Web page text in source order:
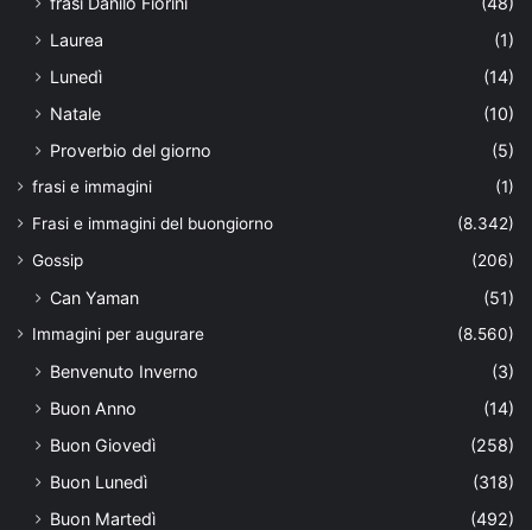
Laurea
(1)
Lunedì
(14)
Natale
(10)
Proverbio del giorno
(5)
frasi e immagini
(1)
Frasi e immagini del buongiorno
(8.342)
Gossip
(206)
Can Yaman (51)
Immagini per augurare (8.560)
Benvenuto Inverno
(3)
Buon Anno
(14)
Buon Giovedì
(258)
Buon Lunedì
(318)
Buon Martedì
(492)